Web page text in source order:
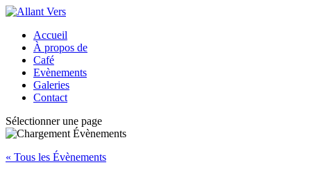
Accueil
À propos de
Café
Evènements
Galeries
Contact
Sélectionner une page
« Tous les Évènements